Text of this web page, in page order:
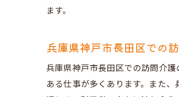
ます。
兵庫県神戸市長田区での
兵庫県神戸市長田区での訪問介
ある仕事が多くあります。また